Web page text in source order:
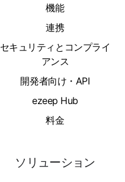
機能
連携
セキュリティとコンプライ
アンス
開発者向け・API
ezeep Hub
料金
ソリューション